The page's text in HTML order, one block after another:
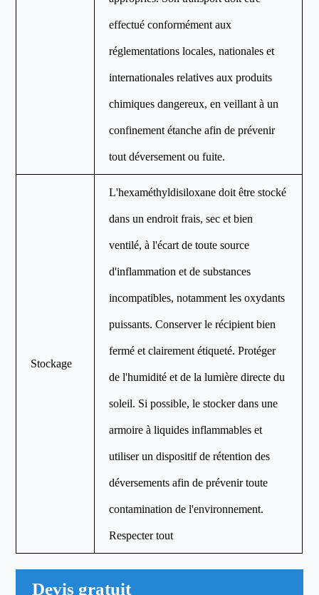
effectué conformément aux
réglementations locales, nationales et
internationales relatives aux produits
chimiques dangereux, en veillant à un
confinement étanche afin de prévenir
tout déversement ou fuite.
Stockage
L'hexaméthyldisiloxane doit être stocké
dans un endroit frais, sec et bien
ventilé, à l'écart de toute source
d'inflammation et de substances
incompatibles, notamment les oxydants
puissants. Conserver le récipient bien
fermé et clairement étiqueté. Protéger
de l'humidité et de la lumière directe du
soleil. Si possible, le stocker dans une
armoire à liquides inflammables et
utiliser un dispositif de rétention des
déversements afin de prévenir toute
contamination de l'environnement.
Respecter tout
Devis gratuit